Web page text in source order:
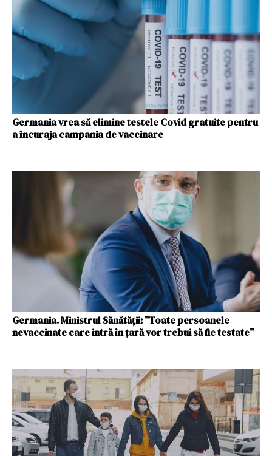
Germania vrea să elimine testele Covid gratuite pentru
a încuraja campania de vaccinare
Germania. Ministrul Sănătăţii: "Toate persoanele
nevaccinate care intră în ţară vor trebui să fie testate"